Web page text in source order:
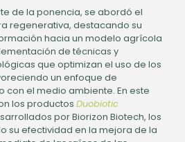
de la ponencia, se abordó el
regenerativa, destacando su
hacia un modelo agrícola
de técnicas y
que optimizan el uso de los
un enfoque de
el medio ambiente. En este
los productos Duobiotic
por Biorizon Biotech, los
su efectividad en la mejora de la